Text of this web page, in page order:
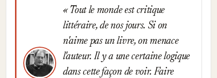
Tout le monde est critique
littéraire, de nos jours. Si on
n'aime pas un livre, on menace
l'auteur. Il y a une certaine logique
dans cette façon de voir. Faire